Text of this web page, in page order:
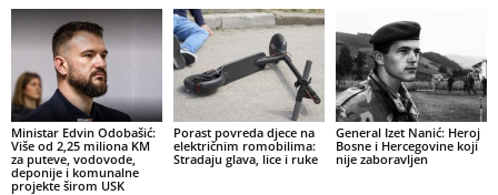
Ministar Edvin Odobašić:
Više od 2,25 miliona KM
za puteve, vodovode,
deponije i komunalne
projekte širom USK
Porast povreda djece na
električnim romobilima:
Stradaju glava, lice i ruke
General Izet Nanić: Heroj
Bosne i Hercegovine koji
nije zaboravljen